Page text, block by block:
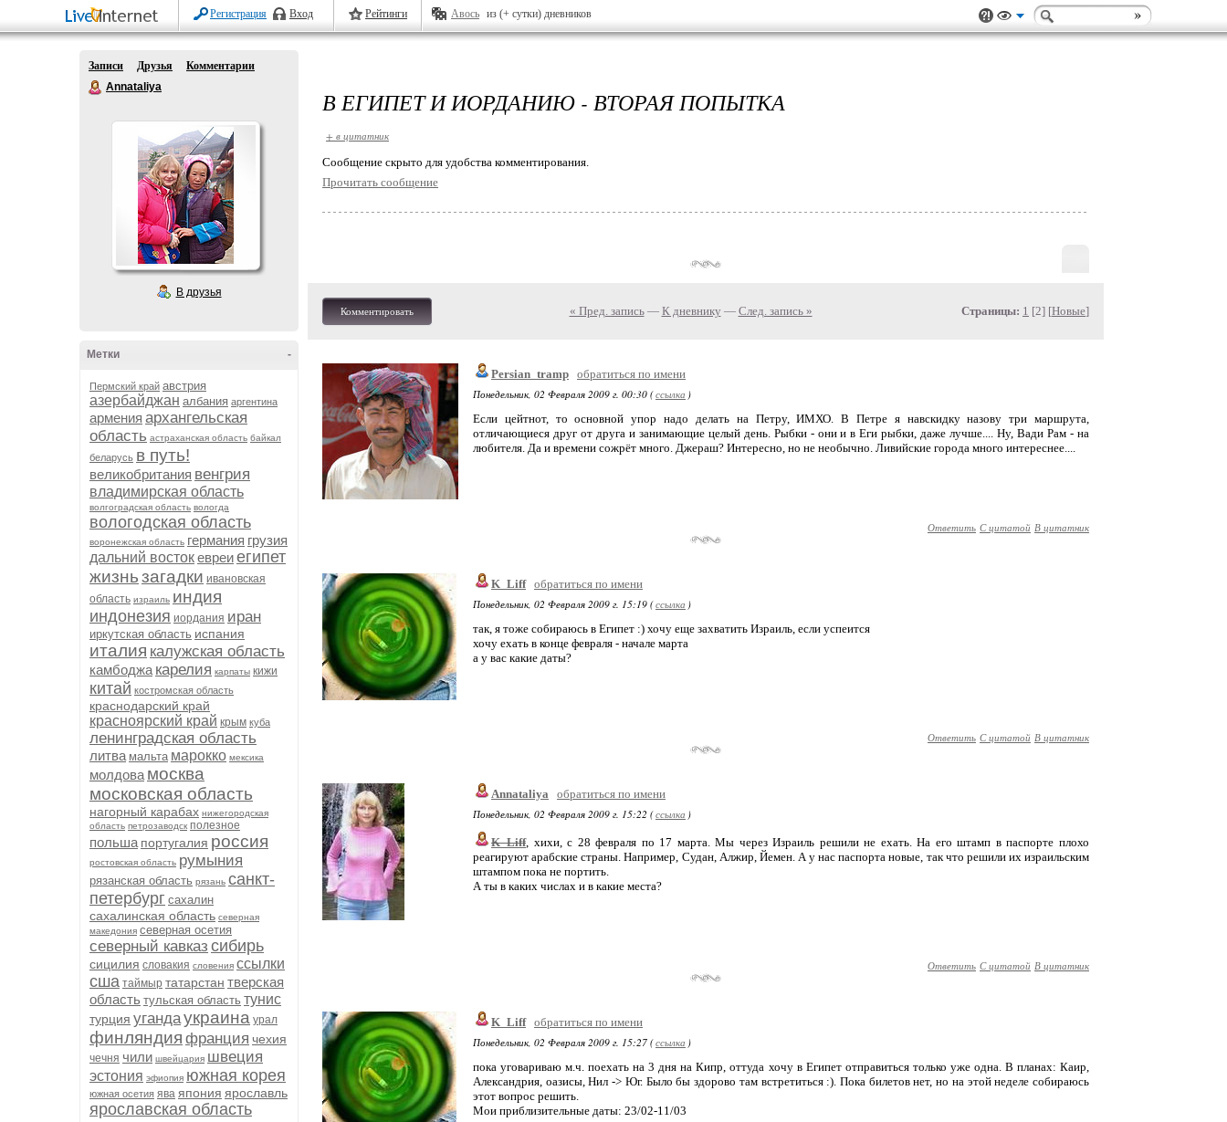
Регистрация Вход Рейтинги Авось из (+ сутки) дневников
Записи Друзья
Комментарии
Annataliya
В друзья
-
Метки
Пермский край австрия
азербайджан албания аргентина
армения архангельская
область астраханская область байкал
беларусь в путь!
великобритания венгрия
владимирская область
волгоградская область вологда
вологодская область
воронежская область германия грузия
дальний востокевреиегипет
жизньзагадки ивановская
область израиль индия
индонезия иордания иран
иркутская область испания
италия калужская область
камбоджа карелия карпаты кижи
китай костромская область
краснодарский край
красноярский край крым куба
ленинградская область
литва мальта марокко мексика
молдова москва
московская область
нагорный карабах нижегородская
область петрозаводск полезное
польша португалия россия
ростовская область румыния
рязанская область рязань санкт-
петербург сахалин
сахалинская область северная
македония северная осетия
северный кавказ сибирь
сицилия словакия словения ссылки
сша таймыр татарстан тверская
область тульская область тунис
турция угандаукраина урал
финляндия франция чехия
чечня чили швейцария швеция
эстония эфиопия южная корея
южная осетия ява япония ярославль
ярославская область
В ЕГИПЕТ И ИОРДАНИЮ - ВТОРАЯ ПОПЫТКА
+ в цитатник
Cообщение скрыто для удобства комментирования.
Прочитать сообщение
Комментировать « Пред. запись— К дневнику — След. запись » Страницы: 1 [2] [Новые]
Persian_tramp обратиться по имени
Понедельник, 02 Февраля 2009 г. 00:30 (ссылка )
Если цейтнот, то основной упор надо делать на Петру, ИМХО. В Петре я навскидку назову три маршрута,
отличающиеся друг от друга и занимающие целый день. Рыбки - они и в Еги рыбки, даже лучше.... Ну, Вади Рам - на
любителя. Да и времени сожрёт много. Джераш? Интересно, но не необычно. Ливийские города много интереснее....
Ответить С цитатой В цитатник
K_Liff обратиться по имени
Понедельник, 02 Февраля 2009 г. 15:19 (ссылка )
так, я тоже собираюсь в Египет :) хочу еще захватить Израиль, если успеится
хочу ехать в конце февраля - начале марта
а у вас какие даты?
Ответить С цитатой В цитатник
Annataliya
обратиться по имени
Понедельник, 02 Февраля 2009 г. 15:22 (ссылка )
K_Liff, хихи, с 28 февраля по 17 марта. Мы через Израиль решили не ехать. На его штамп в паспорте плохо
реагируют арабские страны. Например, Судан, Алжир, Йемен. А у нас паспорта новые, так что решили их израильским
штампом пока не портить.
А ты в каких числах и в какие места?
Ответить С цитатой В цитатник
K_Liff обратиться по имени
Понедельник, 02 Февраля 2009 г. 15:27 (ссылка )
пока уговариваю м.ч. поехать на 3 дня на Кипр, оттуда хочу в Египет отправиться только уже одна. В планах: Каир,
Александрия, оазисы, Нил -> Юг. Было бы здорово там встретиться :). Пока билетов нет, но на этой неделе собираюсь
этот вопрос решить.
Мои приблизительные даты: 23/02-11/03